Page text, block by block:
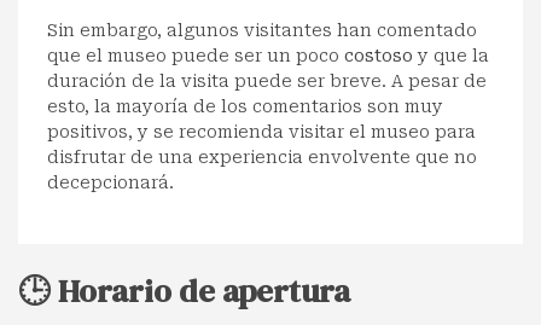
Sin embargo, algunos visitantes han comentado
que el museo puede ser un poco costoso y que la
duración de la visita puede ser breve. A pesar de
esto, la mayoría de los comentarios son muy
positivos, y se recomienda visitar el museo para
disfrutar de una experiencia envolvente que no
decepcionará.
🕒 Horario de apertura